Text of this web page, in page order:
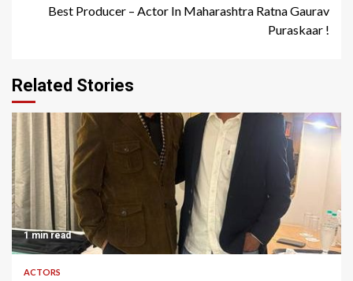
Best Producer – Actor In Maharashtra Ratna Gaurav
Puraskaar !
Related Stories
1 min read
ACTORS